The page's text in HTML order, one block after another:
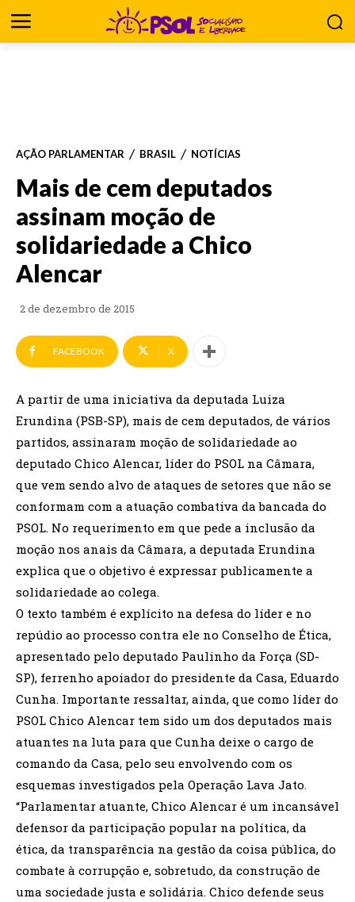
AÇÃO PARLAMENTAR BRASIL NOTÍCIAS
Mais de cem deputados
assinam moção de
solidariedade a Chico
Alencar
2 de dezembro de 2015
FACEBOOK X
A partir de uma iniciativa da deputada Luiza
Erundina (PSB-SP), mais de cem deputados, de vários
partidos, assinaram moção de solidariedade ao
deputado Chico Alencar, líder do PSOL na Câmara,
que vem sendo alvo de ataques de setores que não se
conformam com a atuação combativa da bancada do
PSOL. No requerimento em que pede a inclusão da
moção nos anais da Câmara, a deputada Erundina
explica que o objetivo é expressar publicamente a
solidariedade ao colega.
O texto também é explícito na defesa do líder e no
repúdio ao processo contra ele no Conselho de Ética,
apresentado pelo deputado Paulinho da Força (SD-
SP), ferrenho apoiador do presidente da Casa, Eduardo
Cunha. Importante ressaltar, ainda, que como líder do
PSOL Chico Alencar tem sido um dos deputados mais
atuantes na luta para que Cunha deixe o cargo de
comando da Casa, pelo seu envolvendo com os
esquemas investigados pela Operação Lava Jato.
“Parlamentar atuante, Chico Alencar é um incansável
defensor da participação popular na política, da
ética, da transparência na gestão da coisa pública, do
combate à corrupção e, sobretudo, da construção de
uma sociedade justa e solidária. Chico defende seus